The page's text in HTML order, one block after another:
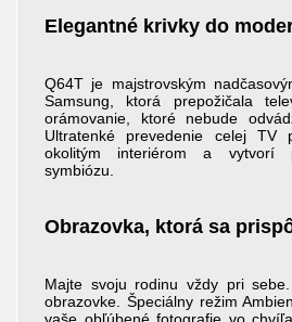
Elegantné krivky do
Q64T je majstrovským
Samsung, ktorá prepožičala
orámovanie, ktoré nebude
Ultratenké prevedenie celej TV
okolitým interiérom a vytvorí
symbiózu.
Obrazovka, ktorá sa
Majte svoju rodinu vždy pri
obrazovke. Špeciálny režim
vaše obľúbené fotografie vo